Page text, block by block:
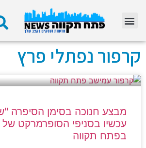
קרפור נפתלי פרץ
מבצע חנוכה בסימן הסיפרה
עכשיו בסניפי הסופרמרקט של
בפתח תקווה